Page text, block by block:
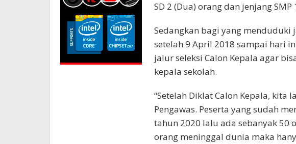
SD 2 (Dua) orang dan jenjang SMP
Sedangkan bagi yang menduduki
setelah 9 April 2018 sampai hari
jalur seleksi Calon Kepala agar
kepala sekolah.
“Setelah Diklat Calon Kepala, kita
Pengawas. Peserta yang sudah
tahun 2020 lalu ada sebanyak 50
orang meninggal dunia maka